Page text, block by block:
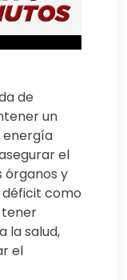
de
un
energía
el
órganos y
como
tener
la salud,
el